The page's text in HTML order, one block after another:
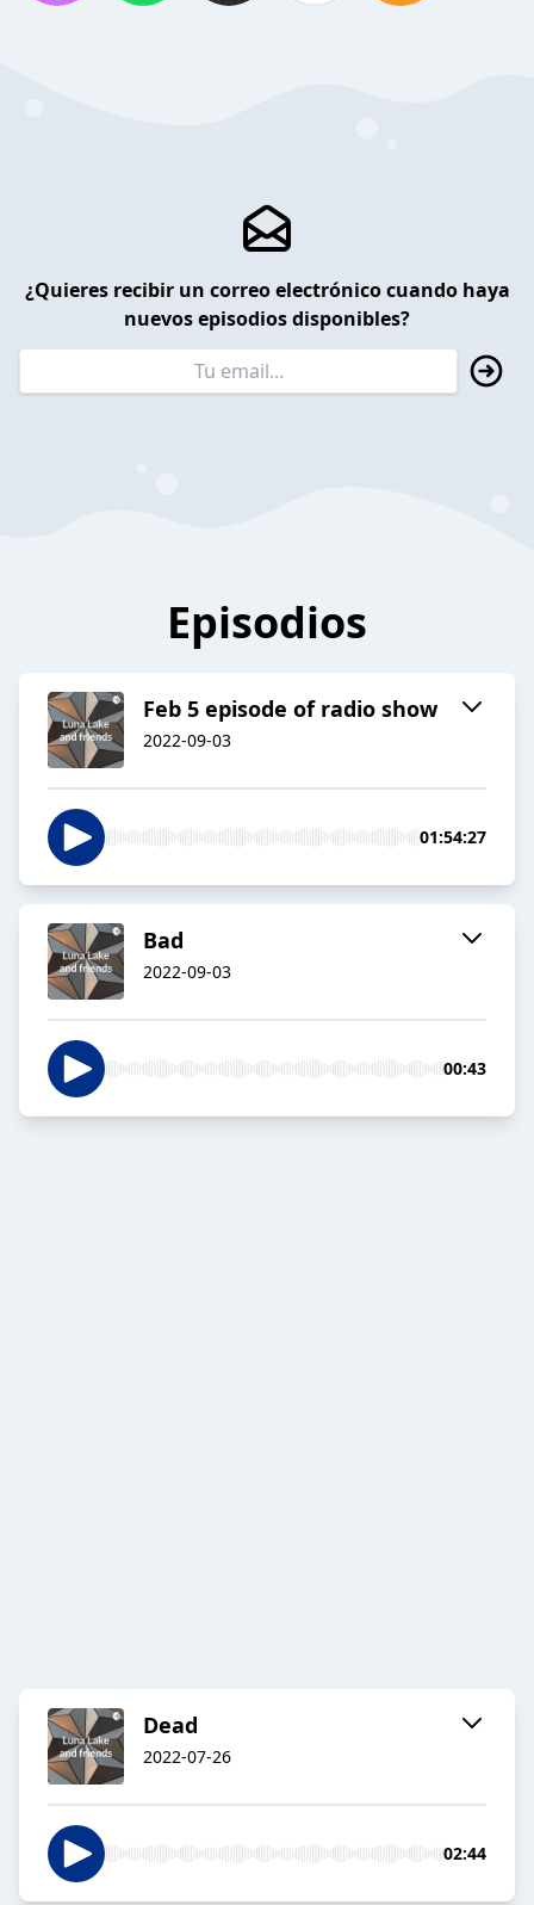
¿Quieres recibir un correo electrónico cuando haya
nuevos episodios disponibles?
Episodios
Feb 5 episode of radio show
2022-09-03
01:54:27
Bad
2022-09-03
00:43
Dead
2022-07-26
02:44